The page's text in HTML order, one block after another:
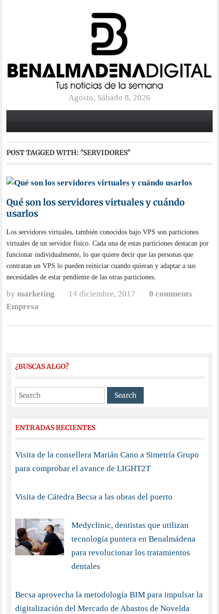
Agosto, Sábado 8, 2026
POST TAGGED WITH: "SERVIDORES"
Qué son los servidores virtuales y cuándo
usarlos
Los servidores virtuales, también conocidos bajo VPS son particiones
virtuales de un servidor físico. Cada una de estas particiones destacan por
funcionar individualmente, lo que quiere decir que las personas que
contratan un VPS lo pueden reiniciar cuando quieran y adaptar a sus
necesidades de estar pendiente de las otras particiones.
bymarketing · 14 diciembre, 2017 · 0 comments ·
Empresa
¿BUSCAS ALGO?
ENTRADAS RECIENTES
Visita de la consellera Marián Cano a Simetría Grupo
para comprobar el avance de LIGHT2T
Visita de Cátedra Becsa a las obras del puerto
Medyclinic, dentistas que utilizan
tecnología puntera en Benalmádena
para revolucionar los tratamientos
dentales
Becsa aprovecha la metodología BIM para impulsar la
digitalización del Mercado de Abastos de Novelda